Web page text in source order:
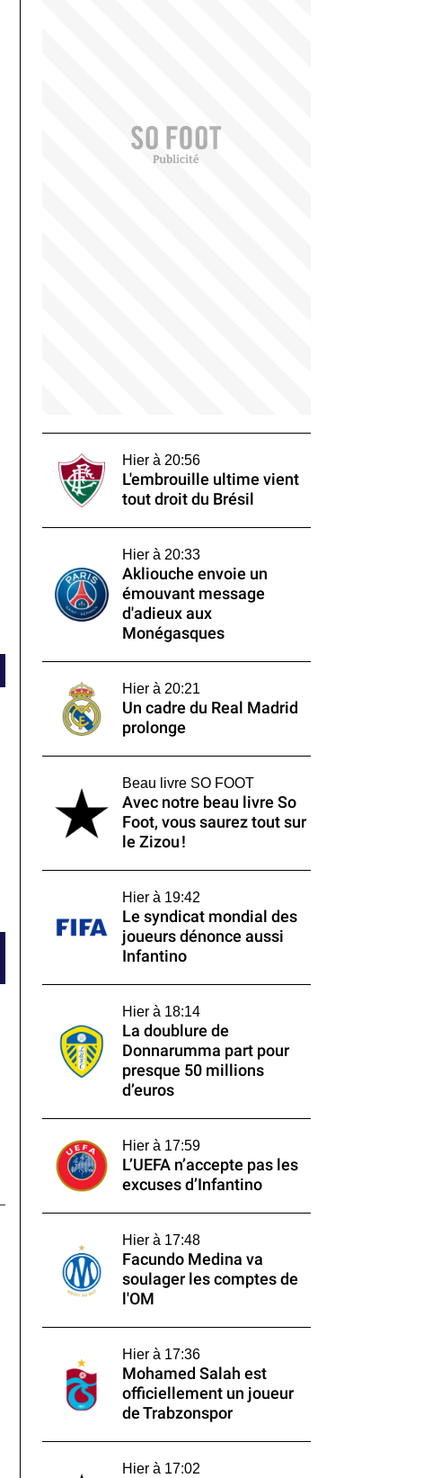
Hier à 20:56
L'embrouille ultime vient
tout droit du Brésil
Hier à 20:33
Akliouche envoie un
émouvant message
d'adieux aux
Monégasques
Hier à 20:21
Un cadre du Real Madrid
prolonge
Beau livre SO FOOT
Avec notre beau livre So
Foot, vous saurez tout sur
le Zizou !
Hier à 19:42
Le syndicat mondial des
joueurs dénonce aussi
Infantino
Hier à 18:14
La doublure de
Donnarumma part pour
presque 50 millions
d’euros
Hier à 17:59
L’UEFA n’accepte pas les
excuses d’Infantino
Hier à 17:48
Facundo Medina va
soulager les comptes de
l'OM
Hier à 17:36
Mohamed Salah est
officiellement un joueur
de Trabzonspor
Hier à 17:02